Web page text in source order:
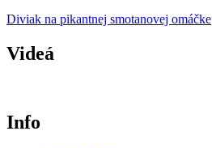
Diviak na pikantnej smotanovej omáčke
Videá
Info